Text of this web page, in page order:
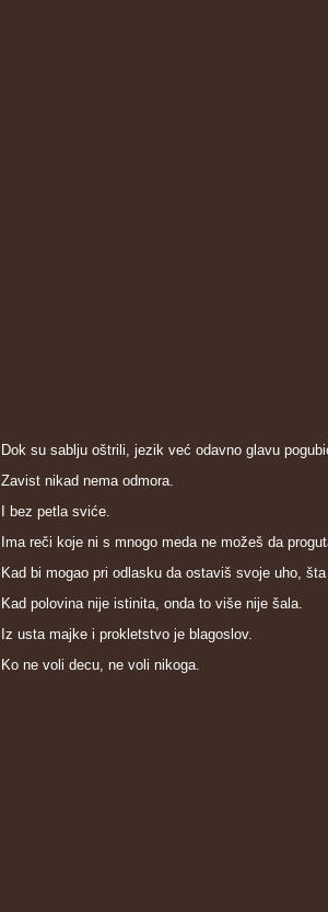
Dok su sablju oštrili, jezik već odavno glavu
Zavist nikad nema odmora.
I bez petla sviće.
Ima reči koje ni s mnogo meda ne možeš da
Kad bi mogao pri odlasku da ostaviš svoje uho,
Kad polovina nije istinita, onda to više nije šala.
Iz usta majke i prokletstvo je blagoslov.
Ko ne voli decu, ne voli nikoga.